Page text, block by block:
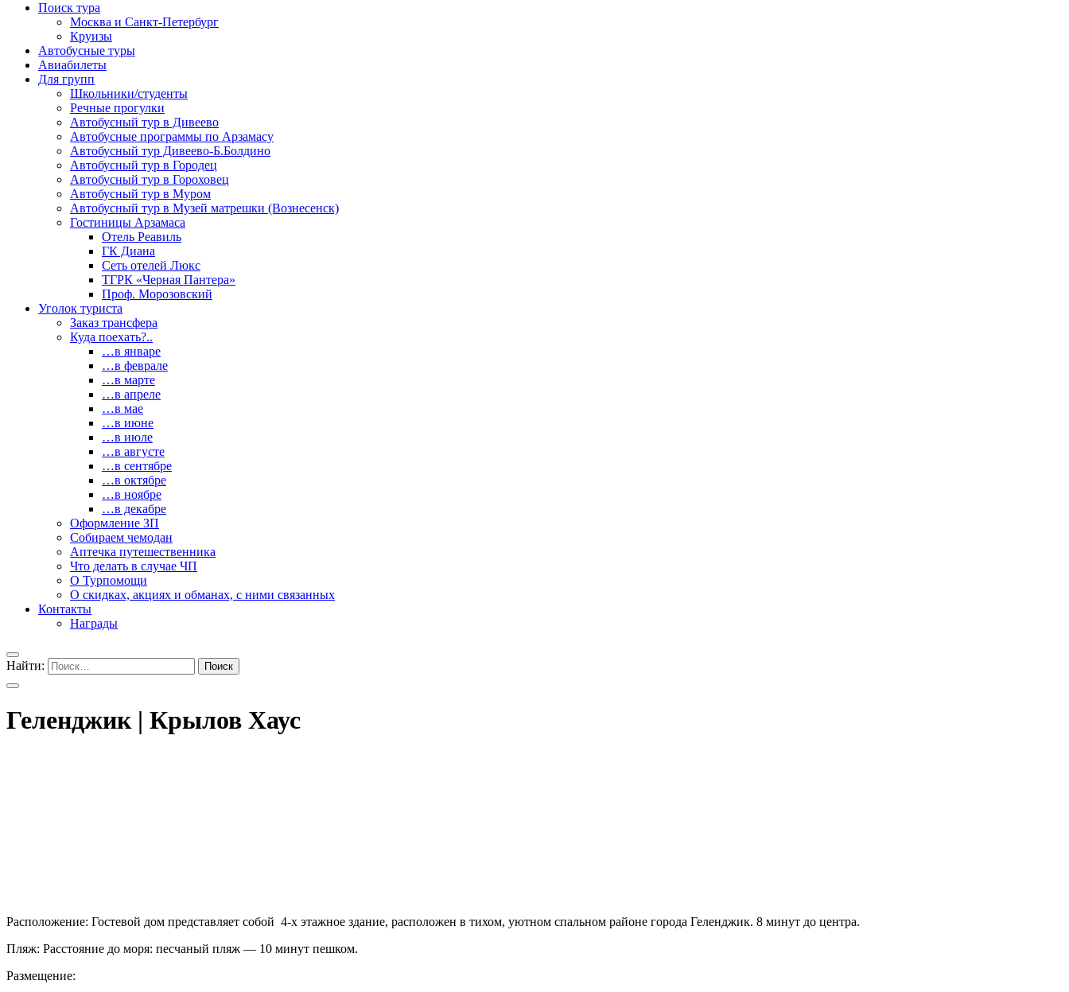
Поиск тура
Москва и Санкт-Петербург
Круизы
Автобусные туры
Авиабилеты
Для групп
Школьники/студенты
Речные прогулки
Автобусный тур в Дивеево
Автобусные программы по Арзамасу
Автобусный тур Дивеево-Б.Болдино
Автобусный тур в Городец
Автобусный тур в Гороховец
Автобусный тур в Муром
Автобусный тур в Музей матрешки (Вознесенск)
Гостиницы Арзамаса
Отель Реавиль
ГК Диана
Сеть отелей Люкс
ТГРК «Черная Пантера»
Проф. Морозовский
Уголок туриста
Заказ трансфера
Куда поехать?..
…в январе
…в феврале
…в марте
…в апреле
…в мае
…в июне
…в июле
…в августе
…в сентябре
…в октябре
…в ноябре
…в декабре
Оформление ЗП
Собираем чемодан
Аптечка путешественника
Что делать в случае ЧП
О Турпомощи
О скидках, акциях и обманах, с ними связанных
Контакты
Награды
Найти:
Геленджик | Крылов Хаус
Расположение: Гостевой дом представляет собой 4-х этажное здание, расположен в тихом, уютном спальном районе города Геленджик. 8 минут до центра.
Пляж: Расстояние до моря: песчаный пляж — 10 минут пешком.
Размещение: